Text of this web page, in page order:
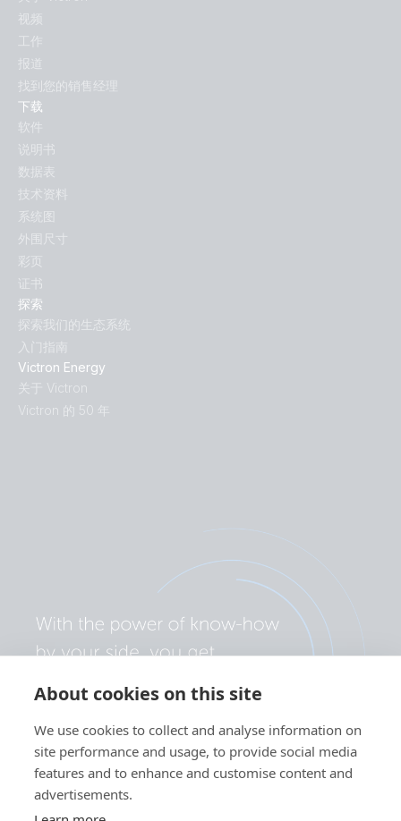
About cookies on this site
We use cookies to collect and analyse information on
site performance and usage, to provide social media
features and to enhance and customise content and
advertisements.
探索
探索我们的生态系统
入门指南
Victron Energy
关于 Victron
Victron 的 50 年
下载
软件
说明书
数据表
技术资料
系统图
外围尺寸
彩页
证书
视频
工作
报道
找到您的销售经理